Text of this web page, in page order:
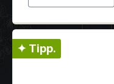
✦ Tipp.